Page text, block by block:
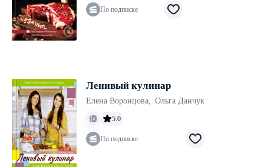
По подписке
Ленивый кулинар
Елена Воронцова, Ольга Данчук
5.0
По подписке